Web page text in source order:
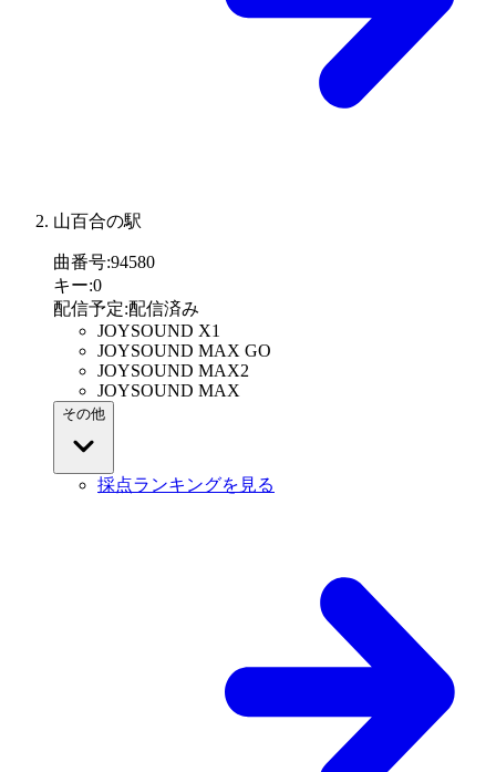
山百合の駅
曲番号:94580
キー:0
配信予定:配信済み
JOYSOUND X1
JOYSOUND MAX GO
JOYSOUND MAX2
JOYSOUND MAX
その他
採点ランキングを見る